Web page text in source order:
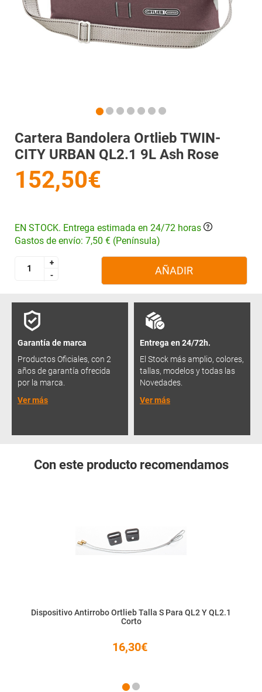
Cartera Bandolera Ortlieb TWIN-
CITY URBAN QL2.1 9L Ash Rose
152,50€
EN STOCK. Entrega estimada en 24/72 horas
Gastos de envío: 7,50 € (Península)
+
-
+
-
AÑADIR
Garantía de marca
Productos Oficiales, con 2
años de garantía ofrecida
por la marca.
Ver más
Entrega en 24/72h.
El Stock más amplio, colores,
tallas, modelos y todas las
Novedades.
Ver más
Con este producto recomendamos
Dispositivo Antirrobo Ortlieb Talla S Para QL2 Y QL2.1
Corto
16,30€